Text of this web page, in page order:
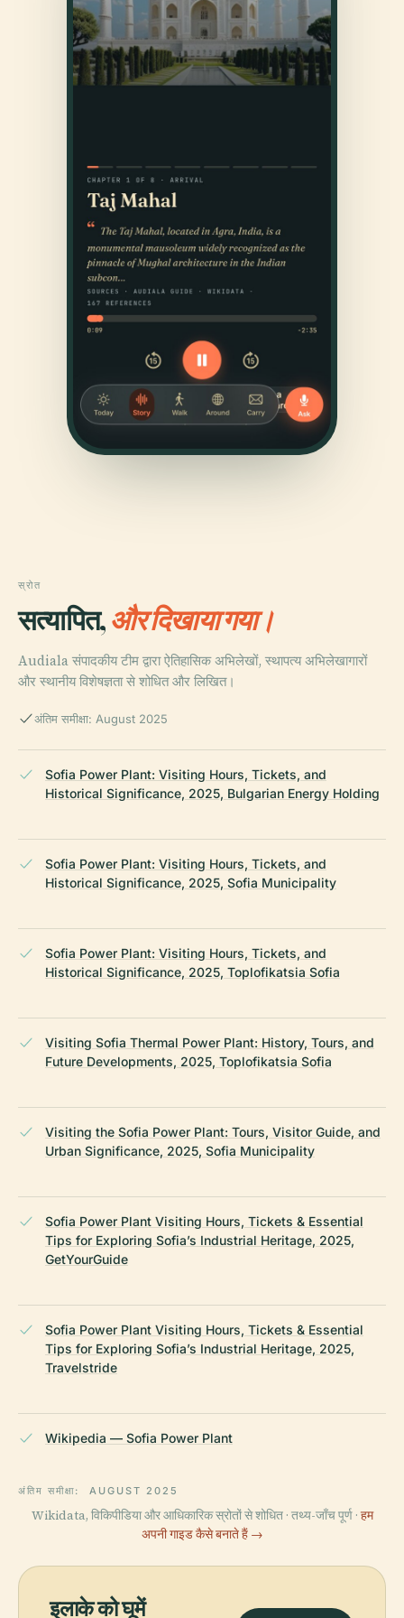
स्रोत
सत्यापित,और दिखाया गया।
Audiala संपादकीय टीम द्वारा ऐतिहासिक अभिलेखों, स्थापत्य अभिलेखागारों
और स्थानीय विशेषज्ञता से शोधित और लिखित।
अंतिम समीक्षा: August 2025
Sofia Power Plant: Visiting Hours, Tickets, and
Historical Significance, 2025, Bulgarian Energy Holding
Sofia Power Plant: Visiting Hours, Tickets, and
Historical Significance, 2025, Sofia Municipality
Sofia Power Plant: Visiting Hours, Tickets, and
Historical Significance, 2025, Toplofikatsia Sofia
Visiting Sofia Thermal Power Plant: History, Tours, and
Future Developments, 2025, Toplofikatsia Sofia
Visiting the Sofia Power Plant: Tours, Visitor Guide, and
Urban Significance, 2025, Sofia Municipality
Sofia Power Plant Visiting Hours, Tickets & Essential
Tips for Exploring Sofia’s Industrial Heritage, 2025,
GetYourGuide
Sofia Power Plant Visiting Hours, Tickets & Essential
Tips for Exploring Sofia’s Industrial Heritage, 2025,
Travelstride
Wikipedia — Sofia Power Plant
अंतिम समीक्षा: AUGUST 2025
Wikidata, विकिपीडिया और आधिकारिक स्रोतों से शोधित · तथ्य-जाँच पूर्ण · हम
अपनी गाइड कैसे बनाते हैं →
इलाके को घूमें